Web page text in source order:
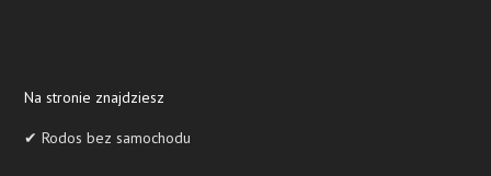
Na stronie znajdziesz
✔ Rodos bez samochodu